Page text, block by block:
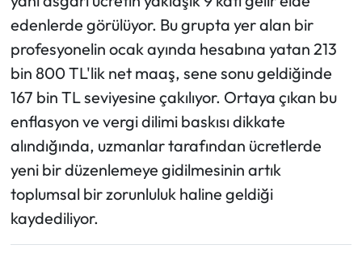
edenlerde görülüyor. Bu grupta yer alan bir
profesyonelin ocak ayında hesabına yatan 213
bin 800 TL'lik net maaş, sene sonu geldiğinde
167 bin TL seviyesine çakılıyor. Ortaya çıkan bu
enflasyon ve vergi dilimi baskısı dikkate
alındığında, uzmanlar tarafından ücretlerde
yeni bir düzenlemeye gidilmesinin artık
toplumsal bir zorunluluk haline geldiği
kaydediliyor.